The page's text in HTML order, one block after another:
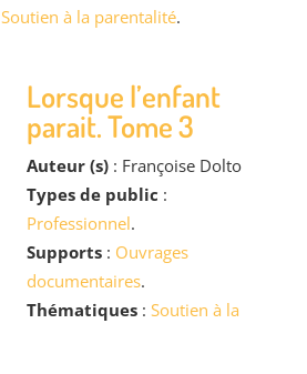
Soutien à la parentalité.
Lorsque l’enfant
parait. Tome 3
Auteur (s): Françoise Dolto
Types de public :
Professionnel.
Supports: Ouvrages
documentaires.
Thématiques: Soutien à la